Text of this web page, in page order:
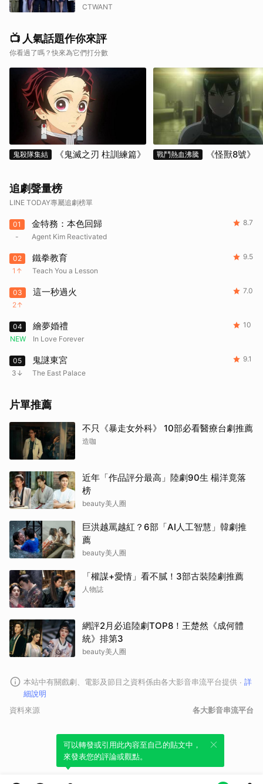
CTWANT
📺 人氣話題作你來評
你看過了嗎？快來為它們打分數
鬼殺隊集結 《鬼滅之刃 柱訓練篇》 戰鬥熱血沸騰 《怪獸8號》
追劇聲量榜
LINE TODAY專屬追劇榜單
01
-
金特務：本色回歸
Agent Kim Reactivated
8.7
02
1
鐵拳教育
Teach You a Lesson
9.5
03
2
這一秒過火 7.0
04
NEW
繪夢婚禮
In Love Forever
10
05
3
鬼謎東宮
The East Palace
9.1
片單推薦
不只《暴走女外科》 10部必看醫療台劇推薦
造咖
近年「作品評分最高」陸劇90生 楊洋竟落
榜
beauty美人圈
巨洪越罵越紅？6部「AI人工智慧」韓劇推
薦
beauty美人圈
「權謀+愛情」看不膩！3部古裝陸劇推薦
人物誌
網評2月必追陸劇TOP8！王楚然《成何體
統》排第3
beauty美人圈
本站中有關戲劇、電影及節目之資料係由各大影音串流平台提供 ∙ 詳
細說明
資料來源
各大影音串流平台
可以轉發或引用此內容至自己的貼文中，
來發表您的評論或觀點。